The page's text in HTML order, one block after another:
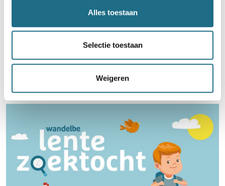
Alles toestaan
Selectie toestaan
Weigeren
Word lid en maak kans op een